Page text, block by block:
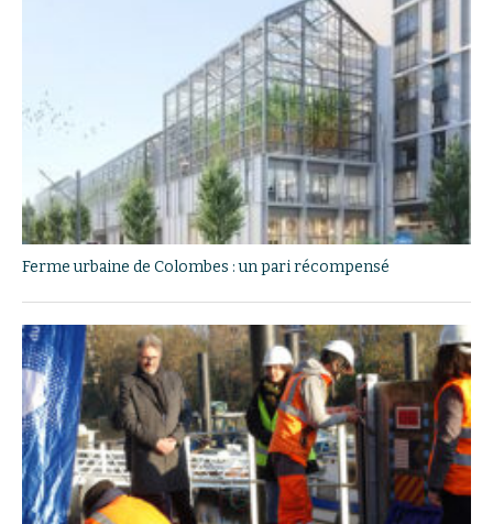
Ferme urbaine de Colombes : un pari récompensé